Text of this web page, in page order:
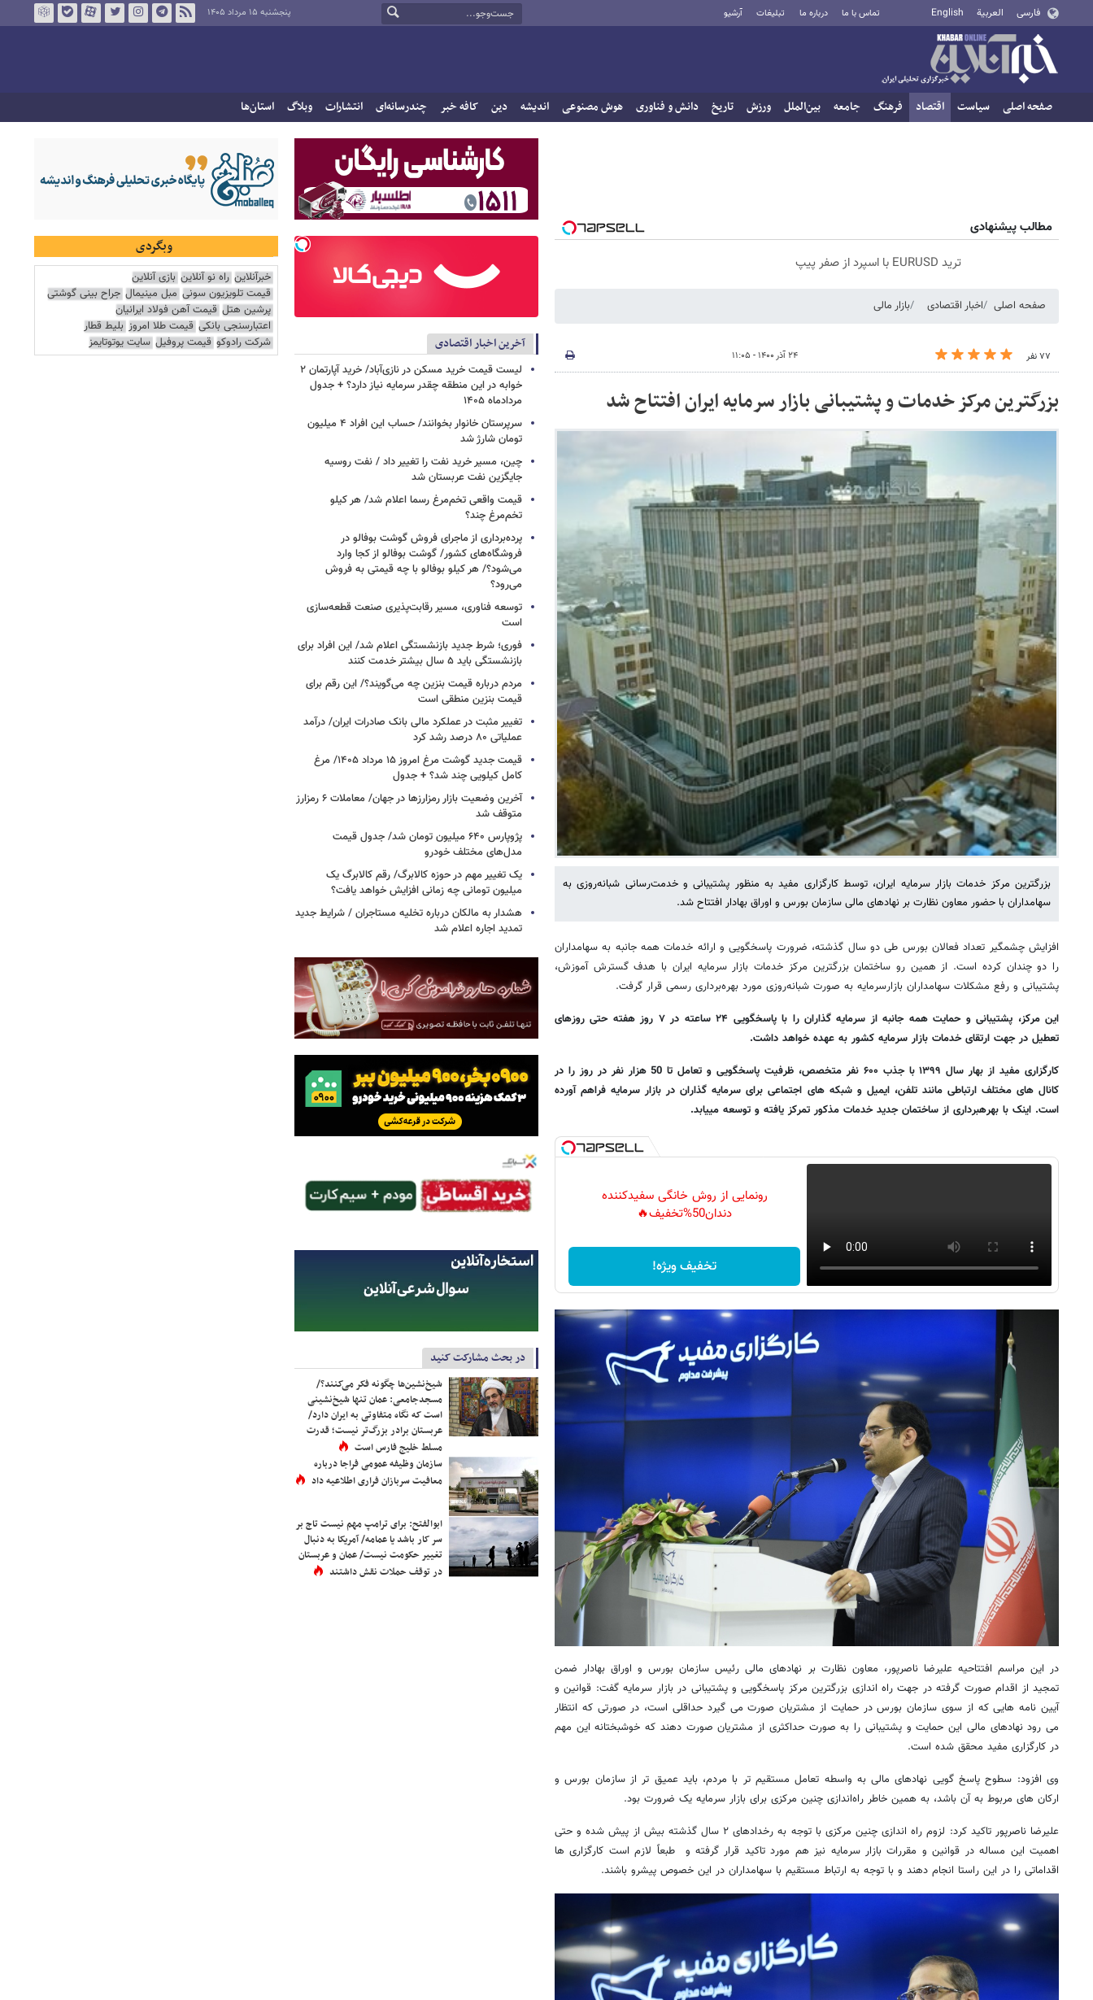
فارسی العربية English تماس با ما درباره ما تبلیغات آرشیو پنجشنبه ۱۵ مرداد ۱۴۰۵
صفحه اصلی سیاست اقتصاد فرهنگ جامعه بین‌الملل ورزش تاریخ دانش و فناوری هوش مصنوعی اندیشه دین کافه خبر چندرسانه‌ای انتشارات وبلاگ استان‌ها
مطالب پیشنهادی
ترید EURUSD با اسپرد از صفر پیپ
صفحه اصلی اخبار اقتصادی بازار مالی
۷۷ نفر ۲۴ آذر ۱۴۰۰ - ۱۱:۰۵
بزرگترین مرکز خدمات و پشتیبانی بازار سرمایه ایران افتتاح شد
بزرگترین مرکز خدمات بازار سرمایه ایران، توسط کارگزاری مفید به منظور پشتیبانی و خدمت‌رسانی شبانه‌روزی به
سهامداران با حضور معاون نظارت بر نهادهای مالی سازمان بورس و اوراق بهادار افتتاح شد.
افزایش چشمگیر تعداد فعالان بورس طی دو سال گذشته، ضرورت پاسخگویی و ارائه خدمات همه جانبه به سهامداران
را دو چندان کرده است. از همین رو ساختمان بزرگترین مرکز خدمات بازار سرمایه ایران با هدف گسترش آموزش،
پشتیبانی و رفع مشکلات سهامداران بازارسرمایه به صورت شبانه‌روزی مورد بهره‌برداری رسمی قرار گرفت.
این مرکز، پشتیبانی و حمایت همه جانبه از سرمایه گذاران را با پاسخگویی ۲۴ ساعته در ۷ روز هفته حتی روزهای
تعطیل در جهت ارتقای خدمات بازار سرمایه کشور به عهده خواهد داشت.
کارگزاری مفید از بهار سال ۱۳۹۹ با جذب ۶۰۰ نفر متخصص، ظرفیت پاسخگویی و تعامل تا 50 هزار نفر در روز را در
کانال های مختلف ارتباطی مانند تلفن، ایمیل و شبکه های اجتماعی برای سرمایه گذاران در بازار سرمایه فراهم آورده
است. اینک با بهره­برداری از ساختمان جدید خدمات مذکور تمرکز یافته و توسعه می­یابد.
رونمایی از روش خانگی سفیدکننده
دندان50%تخفیف🔥
تخفیف ویژه!
در این مراسم افتتاحیه علیرضا ناصرپور، معاون نظارت بر نهادهای مالی رئیس سازمان بورس و اوراق بهادار ضمن
تمجید از اقدام صورت گرفته در جهت راه اندازی بزرگترین مرکز پاسخگویی و پشتیبانی در بازار سرمایه گفت: قوانین و
آیین نامه هایی که از سوی سازمان بورس در حمایت از مشتریان صورت می گیرد حداقلی است، در صورتی که انتظار
می رود نهادهای مالی این حمایت و پشتیبانی را به صورت حداکثری از مشتریان صورت دهند که خوشبختانه این مهم
در کارگزاری مفید محقق شده است.
وی افزود: سطوح پاسخ گویی نهادهای مالی به واسطه تعامل مستقیم تر با مردم، باید عمیق تر از سازمان بورس و
ارکان های مربوط به آن باشد، به همین خاطر راه‌اندازی چنین مرکزی برای بازار سرمایه یک ضرورت بود.
علیرضا ناصرپور تاکید کرد: لزوم راه اندازی چنین مرکزی با توجه به رخدادهای ۲ سال گذشته بیش از پیش شده و حتی
اهمیت این مساله در قوانین و مقررات بازار سرمایه نیز هم مورد تاکید قرار گرفته و طبعاً لازم است کارگزاری ها
اقداماتی را در این راستا انجام دهند و با توجه به ارتباط مستقیم با سهامداران در این خصوص پیشرو باشند.
آخرین اخبار اقتصادی
لیست قیمت خرید مسکن در نازی‌آباد/ خرید آپارتمان ۲
خوابه در این منطقه چقدر سرمایه نیاز دارد؟ + جدول
مردادماه ۱۴۰۵
سرپرستان خانوار بخوانند/ حساب این افراد ۴ میلیون
تومان شارژ شد
چین، مسیر خرید نفت را تغییر داد / نفت روسیه
جایگزین نفت عربستان شد
قیمت واقعی تخم‌مرغ رسما اعلام شد/ هر کیلو
تخم‌مرغ چند؟
پرده‌برداری از ماجرای فروش گوشت بوفالو در
فروشگاه‌های کشور/ گوشت بوفالو از کجا وارد
می‌شود؟/ هر کیلو بوفالو با چه قیمتی به فروش
می‌رود؟
توسعه فناوری، مسیر رقابت‌پذیری صنعت قطعه‌سازی
است
فوری؛ شرط جدید بازنشستگی اعلام شد/ این افراد برای
بازنشستگی باید ۵ سال بیشتر خدمت کنند
مردم درباره قیمت بنزین چه می‌گویند؟/ این رقم برای
قیمت بنزین منطقی است
تغییر مثبت در عملکرد مالی بانک صادرات ایران/ درآمد
عملیاتی ۸۰ درصد رشد کرد
قیمت جدید گوشت مرغ امروز ۱۵ مرداد ۱۴۰۵/ مرغ
کامل کیلویی چند شد؟ + جدول
آخرین وضعیت بازار رمزارزها در جهان/ معاملات ۶ رمزارز
متوقف شد
پژوپارس ۶۴۰ میلیون تومان شد/ جدول قیمت
مدل‌های مختلف خودرو
یک تغییر مهم در حوزه کالابرگ/ رقم کالابرگ یک
میلیون تومانی چه زمانی افزایش خواهد یافت؟
هشدار به مالکان درباره تخلیه مستاجران / شرایط جدید
تمدید اجاره اعلام شد
در بحث مشارکت کنید
شیخ‌نشین‌ها چگونه فکر می‌کنند؟/
مسجدجامعی: عمان تنها شیخ‌نشینی
است که نگاه متفاوتی به ایران دارد/
عربستان برادر بزرگ‌تر نیست؛ قدرت
مسلط خلیج فارس است
سازمان وظیفه عمومی فراجا درباره
معافیت سربازان فراری اطلاعیه داد
ابوالفتح: برای ترامپ مهم نیست تاج بر
سر کار باشد یا عمامه/ آمریکا به دنبال
تغییر حکومت نیست/ عمان و عربستان
در توقف حملات نقش داشتند
وبگردی
خبرآنلاین راه نو آنلاین بازی آنلاین
قیمت تلویزیون سونی مبل مینیمال جراح بینی گوشتی
پرشین هتل قیمت آهن فولاد ایرانیان
اعتبارسنجی بانکی قیمت طلا امروز بلیط قطار
شرکت رادوکو قیمت پروفیل سایت یوتوتایمز